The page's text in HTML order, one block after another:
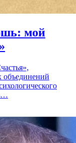
мой
объединений